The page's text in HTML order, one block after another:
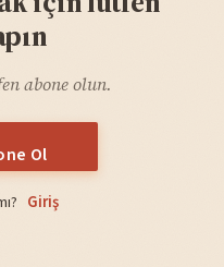
abone olun.
Ol
Giriş